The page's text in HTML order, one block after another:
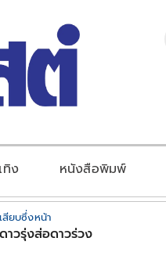
ทิง หนังสือพิมพ์
เสียบซึ่งหน้า
ดาวรุ่งส่อดาวร่วง